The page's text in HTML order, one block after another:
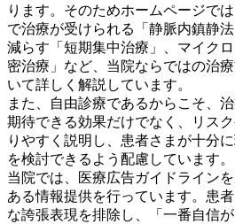
ります。そのためホームページで
で治療が受けられる「静脈内鎮静
減らす「短期集中治療」、マイク
密治療」など、当院ならではの治
いて詳しく解説しています。
また、自由診療であるからこそ、
期待できる効果だけでなく、リス
りやすく説明し、患者さまが十分
を検討できるよう配慮しています。
当院では、医療広告ガイドライン
ある情報提供を行っています。患
な誇張表現を排除し、「一番自信